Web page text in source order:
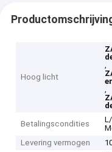
Hoog licht
,
,
Betalingscondities
Levering vermogen